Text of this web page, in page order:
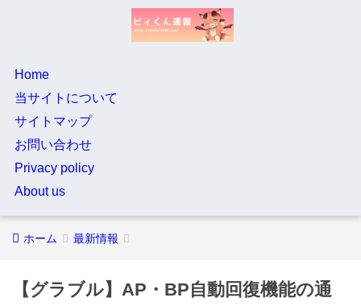
Home
当サイトについて
サイトマップ
お問い合わせ
Privacy policy
About us
ホーム 最新情報
【グラブル】AP・BP自動回復機能の通